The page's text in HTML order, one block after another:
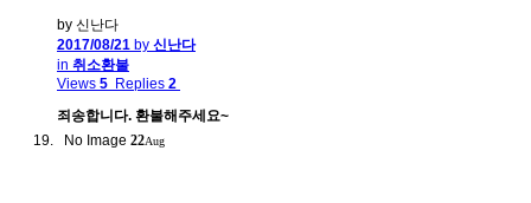
by 신난다
2017/08/21 by 신난다
in 취소환불
Views 5 Replies 2
죄송합니다. 환불해주세요~
No Image 22Aug